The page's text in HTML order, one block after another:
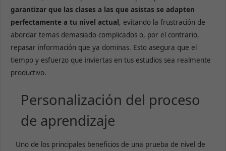
garantizar que las clases a las que asistas se adapten
perfectamente a tu nivel actual, evitando la frustración de
abordar temas demasiado complicados o, por el contrario,
repasar información que ya dominas. Esto asegura que el
tiempo y esfuerzo que inviertas en tus estudios sea realmente
productivo.
Personalización del proceso
de aprendizaje
Uno de los principales beneficios de una prueba de nivel de